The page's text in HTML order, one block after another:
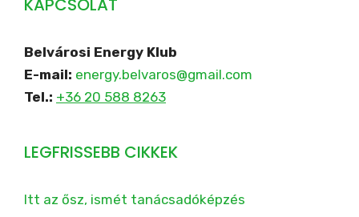
KAPCSOLAT
Belvárosi Energy Klub
E-mail: energy.belvaros@gmail.com
Tel.: +36 20 588 8263
LEGFRISSEBB CIKKEK
Itt az ősz, ismét tanácsadóképzés